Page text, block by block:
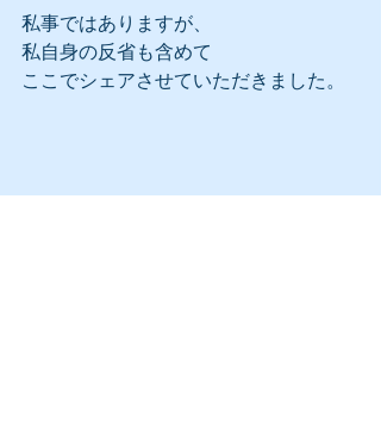
私事ではありますが、
私自身の反省も含めて
ここでシェアさせていただきました。